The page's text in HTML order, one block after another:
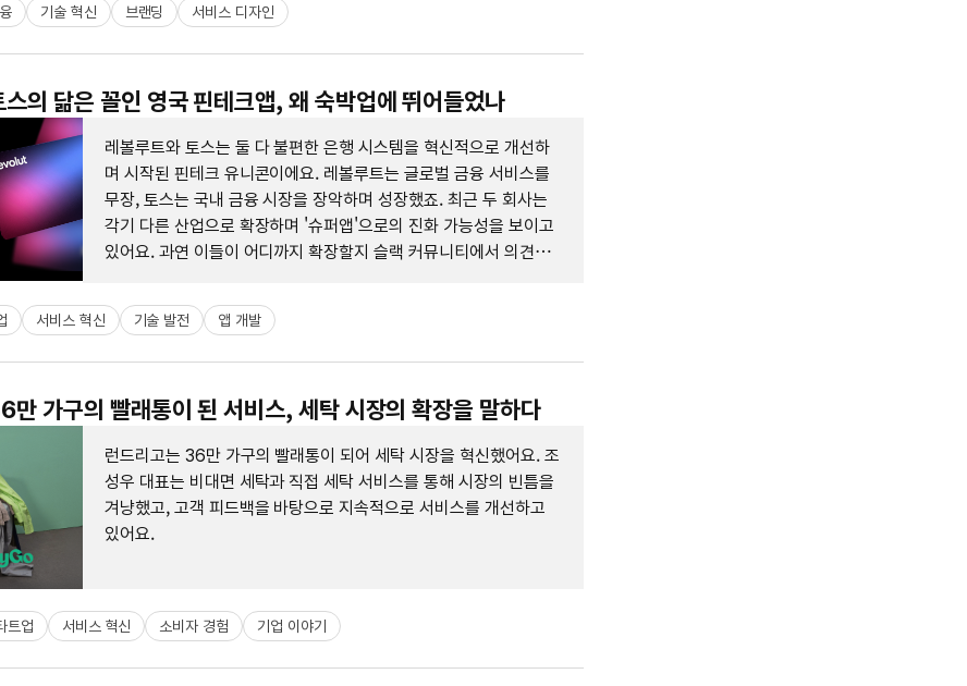
기술 혁신 브랜딩 서비스 디자인
스의 닮은 꼴인 영국 핀테크앱, 왜 숙박업에 뛰어들었나
레볼루트와 토스는 둘 다 불편한 은행 시스템을 혁신적으로 개선하
며 시작된 핀테크 유니콘이에요. 레볼루트는 글로벌 금융 서비스를
무장, 토스는 국내 금융 시장을 장악하며 성장했죠. 최근 두 회사는
각기 다른 산업으로 확장하며 '슈퍼앱'으로의 진화 가능성을 보이고
있어요. 과연 이들이 어디까지 확장할지 슬랙 커뮤니티에서 의견을
서비스 혁신 기술 발전 앱 개발
만 가구의 빨래통이 된 서비스, 세탁 시장의 확장을 말하다
런드리고는 36만 가구의 빨래통이 되어 세탁 시장을 혁신했어요. 조
성우 대표는 비대면 세탁과 직접 세탁 서비스를 통해 시장의 빈틈을
겨냥했고, 고객 피드백을 바탕으로 지속적으로 서비스를 개선하고
있어요.
트업 서비스 혁신 소비자 경험 기업 이야기